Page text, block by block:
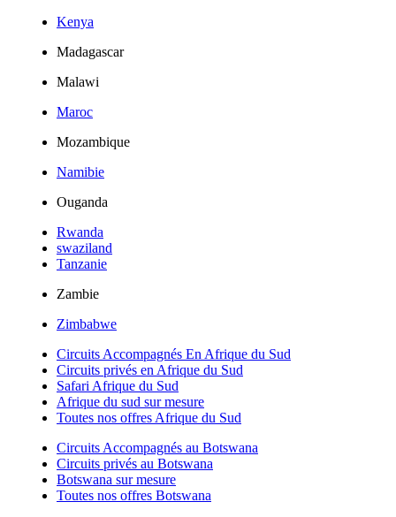
Kenya
Madagascar
Malawi
Maroc
Mozambique
Namibie
Ouganda
Rwanda
swaziland
Tanzanie
Zambie
Zimbabwe
Circuits Accompagnés En Afrique du Sud
Circuits privés en Afrique du Sud
Safari Afrique du Sud
Afrique du sud sur mesure
Toutes nos offres Afrique du Sud
Circuits Accompagnés au Botswana
Circuits privés au Botswana
Botswana sur mesure
Toutes nos offres Botswana